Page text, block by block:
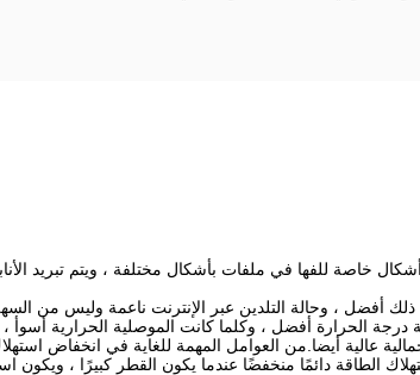
خاصة للفها في ملفات بأشكال مختلفة ، ويتم تبريد
درجة الحرارة أفضل ، وكلما كانت الموصلية الحرارية أسوأ
عالية أيضا.من العوامل المهمة للغاية في انخفاض
دائمًا منخفضًا عندما يكون القطر كبيرًا ، ويكون